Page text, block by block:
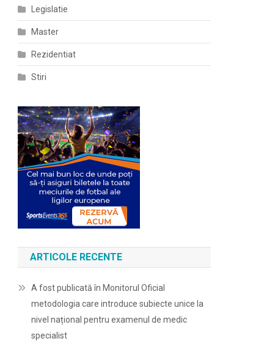
Legislatie
Master
Rezidentiat
Stiri
ARTICOLE RECENTE
A fost publicată în Monitorul Oficial
metodologia care introduce subiecte unice la
nivel național pentru examenul de medic
specialist